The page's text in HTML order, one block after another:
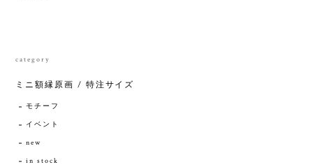
category
ミニ額縁原画 / 特注サイズ
モチーフ
イベント
new
in stock